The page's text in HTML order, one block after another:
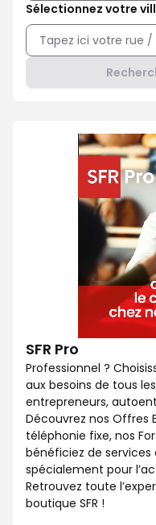
Sélectionnez votre
SFR Pro
Professionnel ?
aux besoins de tous
entrepreneurs,
Découvrez nos Offres
téléphonie fixe, nos
bénéficiez de services
spécialement pour
Retrouvez toute
boutique SFR !